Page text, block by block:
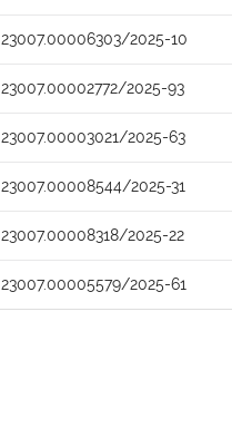
23007.00006303/2025-10
23007.00002772/2025-93
23007.00003021/2025-63
23007.00008544/2025-31
23007.00008318/2025-22
23007.00005579/2025-61